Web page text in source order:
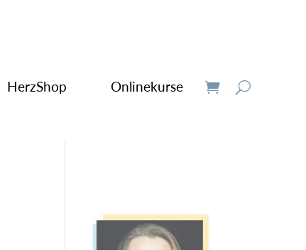
HerzShop Onlinekurse